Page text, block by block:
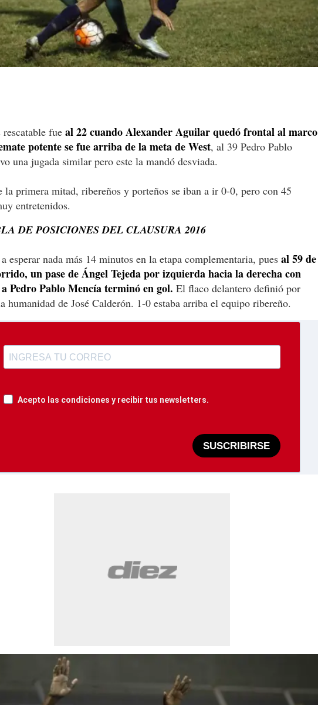
fue al 22 cuando Alexander Aguilar quedó frontal al marco
potente se fue arriba de la meta de West, al 39 Pedro Pablo
una jugada similar pero este la mandó desviada.
primera mitad, ribereños y porteños se iban a ir 0-0, pero con 45
entretenidos.
DE POSICIONES DEL CLAUSURA 2016
esperar nada más 14 minutos en la etapa complementaria, pues al 59 de
un pase de Ángel Tejeda por izquierda hacia la derecha con
Pedro Pablo Mencía terminó en gol. El flaco delantero definió por
humanidad de José Calderón. 1-0 estaba arriba el equipo ribereño.
Acepto las condiciones y recibir tus newsletters.
SUSCRIBIRSE